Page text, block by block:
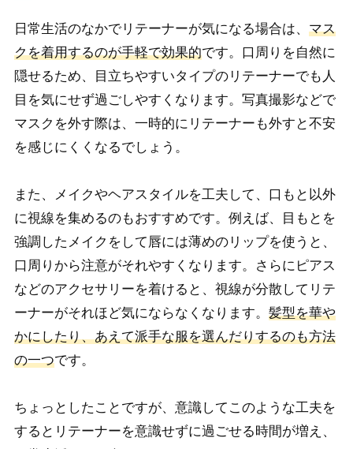
日常生活のなかでリテーナーが気になる場合は、 マス
クを着用するのが手軽で効果的です。口周りを自然に
隠せるため、目立ちやすいタイプのリテーナーでも人
目を気にせず過ごしやすくなります。写真撮影などで
マスクを外す際は、一時的にリテーナーも外すと不安
を感じにくくなるでしょう。
また、メイクやヘアスタイルを工夫して、口もと以外
に視線を集めるのもおすすめです。例えば、目もとを
強調したメイクをして唇には薄めのリップを使うと、
口周りから注意がそれやすくなります。さらにピアス
などのアクセサリーを着けると、視線が分散してリテ
ーナーがそれほど気にならなくなります。 髪型を華や
かにしたり、あえて派手な服を選んだりするのも方法
の一つです。
ちょっとしたことですが、意識してこのような工夫を
するとリテーナーを意識せずに過ごせる時間が増え、